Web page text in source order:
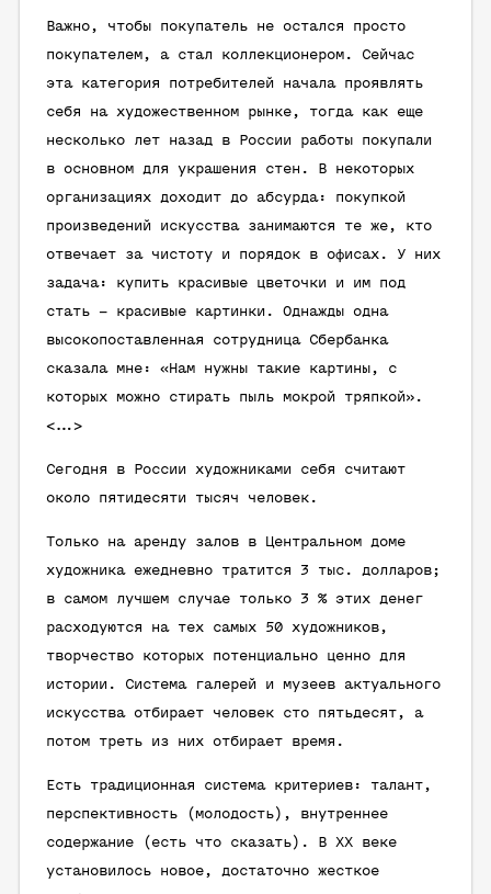
Важно, чтобы покупатель не остался просто
покупателем, а стал коллекционером. Сейчас
эта категория потребителей начала проявлять
себя на художественном рынке, тогда как еще
несколько лет назад в России работы покупали
в основном для украшения стен. В некоторых
организациях доходит до абсурда: покупкой
произведений искусства занимаются те же, кто
отвечает за чистоту и порядок в офисах. У них
задача: купить красивые цветочки и им под
стать – красивые картинки. Однажды одна
высокопоставленная сотрудница Сбербанка
сказала мне: «Нам нужны такие картины, с
которых можно стирать пыль мокрой тряпкой».
<...>
Сегодня в России художниками себя считают
около пятидесяти тысяч человек.
Только на аренду залов в Центральном доме
художника ежедневно тратится 3 тыс. долларов;
в самом лучшем случае только 3 % этих денег
расходуются на тех самых 50 художников,
творчество которых потенциально ценно для
истории. Система галерей и музеев актуального
искусства отбирает человек сто пятьдесят, а
потом треть из них отбирает время.
Есть традиционная система критериев: талант,
перспективность (молодость), внутреннее
содержание (есть что сказать). В ХХ веке
установилось новое, достаточно жесткое